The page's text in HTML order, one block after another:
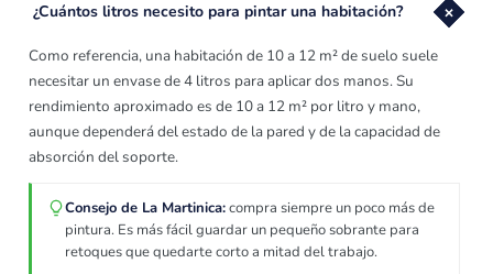
¿Cuántos litros necesito para pintar una habitación?
Como referencia, una habitación de 10 a 12 m² de suelo suele
necesitar un envase de 4 litros para aplicar dos manos. Su
rendimiento aproximado es de 10 a 12 m² por litro y mano,
aunque dependerá del estado de la pared y de la capacidad de
absorción del soporte.
Consejo de La Martinica:compra siempre un poco más de
pintura. Es más fácil guardar un pequeño sobrante para
retoques que quedarte corto a mitad del trabajo.